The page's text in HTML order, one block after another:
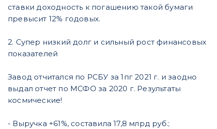
ставки доходность к погашению такой бумаги
превысит 12% годовых.
2. Супер низкий долг и сильный рост финансовых
показателей
Завод отчитался по РСБУ за 1пг 2021 г. и заодно
выдал отчет по МСФО за 2020 г. Результаты
космические!
- Выручка +61%, составила 17,8 млрд руб.;